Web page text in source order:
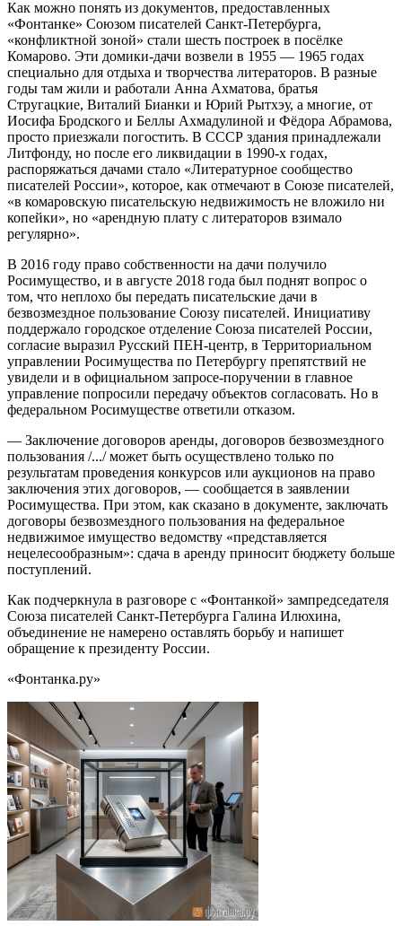
Как можно понять из документов, предоставленных
«Фонтанке» Союзом писателей Санкт-Петербурга,
«конфликтной зоной» стали шесть построек в посёлке
Комарово. Эти домики-дачи возвели в 1955 — 1965 годах
специально для отдыха и творчества литераторов. В разные
годы там жили и работали Анна Ахматова, братья
Стругацкие, Виталий Бианки и Юрий Рытхэу, а многие, от
Иосифа Бродского и Беллы Ахмадулиной и Фёдора Абрамова,
просто приезжали погостить. В СССР здания принадлежали
Литфонду, но после его ликвидации в 1990-х годах,
распоряжаться дачами стало «Литературное сообщество
писателей России», которое, как отмечают в Союзе писателей,
«в комаровскую писательскую недвижимость не вложило ни
копейки», но «арендную плату с литераторов взимало
регулярно».
В 2016 году право собственности на дачи получило
Росимущество, и в августе 2018 года был поднят вопрос о
том, что неплохо бы передать писательские дачи в
безвозмездное пользование Союзу писателей. Инициативу
поддержало городское отделение Союза писателей России,
согласие выразил Русский ПЕН-центр, в Территориальном
управлении Росимущества по Петербургу препятствий не
увидели и в официальном запросе-поручении в главное
управление попросили передачу объектов согласовать. Но в
федеральном Росимуществе ответили отказом.
— Заключение договоров аренды, договоров безвозмездного
пользования /.../ может быть осуществлено только по
результатам проведения конкурсов или аукционов на право
заключения этих договоров, — сообщается в заявлении
Росимущества. При этом, как сказано в документе, заключать
договоры безвозмездного пользования на федеральное
недвижимое имущество ведомству «представляется
нецелесообразным»: сдача в аренду приносит бюджету больше
поступлений.
Как подчеркнула в разговоре с «Фонтанкой» зампредседателя
Союза писателей Санкт-Петербурга Галина Илюхина,
объединение не намерено оставлять борьбу и напишет
обращение к президенту России.
«Фонтанка.ру»